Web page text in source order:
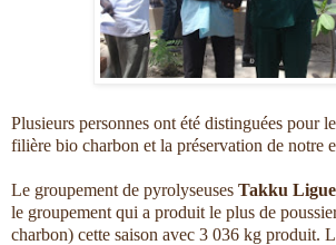
Plusieurs personnes ont été distinguées pour
filière bio charbon et la préservation de notre
Le groupement de pyrolyseuses Takku
le groupement qui a produit le plus de
charbon) cette saison avec 3 036 kg produit.